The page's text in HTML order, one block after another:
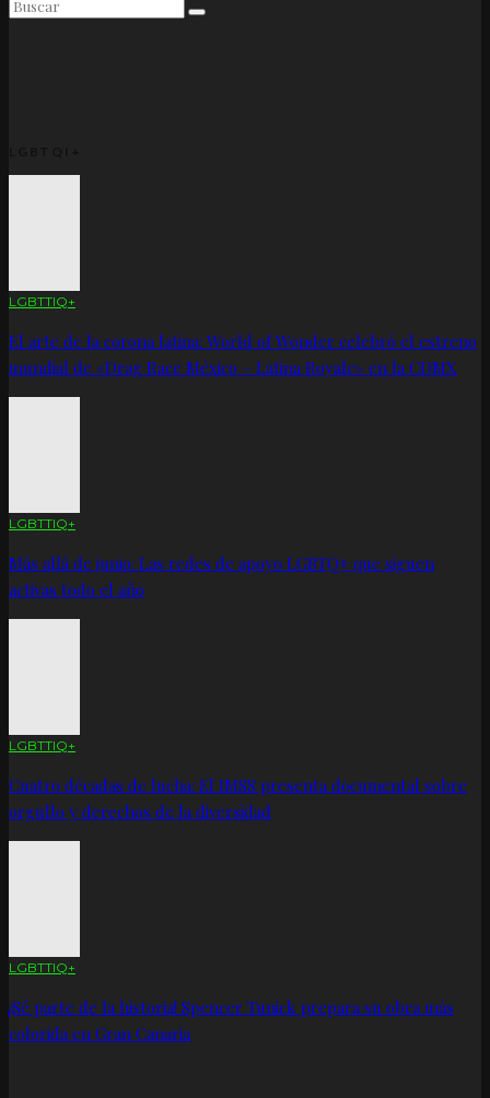
LGBTTIQ+
El arte de la corona latina: World of Wonder celebró el estreno
mundial de «Drag Race México – Latina Royale» en la CDMX
LGBTTIQ+
Más allá de junio: Las redes de apoyo LGBTQ+ que siguen
activas todo el año
LGBTTIQ+
Cuatro décadas de lucha: El IMSS presenta documental sobre
orgullo y derechos de la diversidad
LGBTTIQ+
¡Sé parte de la historia! Spencer Tunick prepara su obra más
colorida en Gran Canaria